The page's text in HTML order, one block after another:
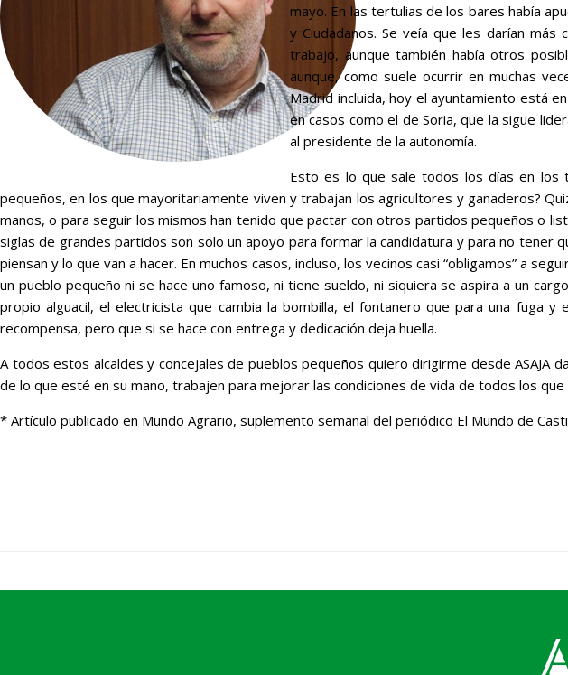
mayo. En las tertulias de los bares había
y Ciudadanos. Se veía que les darían
trabajo, aunque también había otros
aunque, como suele ocurrir en muchas
Madrid incluida, hoy el ayuntamiento está
en casos como el de Soria, que la sigue
al presidente de la autonomía.
Esto es lo que sale todos los días en los
pequeños, en los que mayoritariamente viven y trabajan los agricultores y ganaderos?
manos, o para seguir los mismos han tenido que pactar con otros partidos pequeños o
siglas de grandes partidos son solo un apoyo para formar la candidatura y para no tener
piensan y lo que van a hacer. En muchos casos, incluso, los vecinos casi “obligamos” a
un pueblo pequeño ni se hace uno famoso, ni tiene sueldo, ni siquiera se aspira a un
propio alguacil, el electricista que cambia la bombilla, el fontanero que para una fuga
recompensa, pero que si se hace con entrega y dedicación deja huella.
A todos estos alcaldes y concejales de pueblos pequeños quiero dirigirme desde
de lo que esté en su mano, trabajen para mejorar las condiciones de vida de todos los
* Artículo publicado en Mundo Agrario, suplemento semanal del periódico El Mundo de